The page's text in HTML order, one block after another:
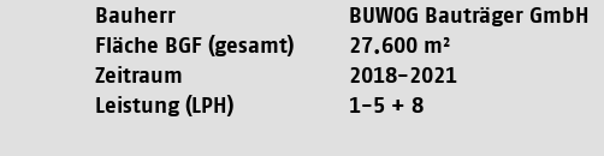
Bauherr
BUWOG Bauträger GmbH
Fläche BGF (gesamt)
27.600 m²
Zeitraum
2018-2021
Leistung (LPH)
1-5 + 8